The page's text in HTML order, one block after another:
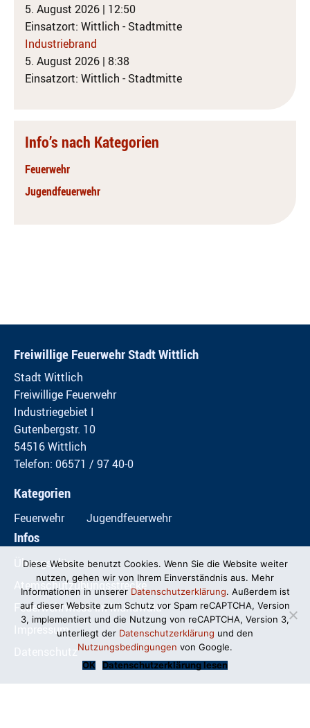
5. August 2026 | 12:50
Einsatzort: Wittlich - Stadtmitte
Industriebrand
5. August 2026 | 8:38
Einsatzort: Wittlich - Stadtmitte
Info’s nach Kategorien
Feuerwehr
Jugendfeuerwehr
Freiwillige Feuerwehr Stadt Wittlich
Stadt Wittlich
Freiwillige Feuerwehr
Industriegebiet I
Gutenbergstr. 10
54516 Wittlich
Telefon: 06571 / 97 40-0
Kategorien
Feuerwehr Jugendfeuerwehr
Infos
Übungspläne
Atemschutzübungsstrecke
Feuerwehrwiese im Mundwald
Impressum
Diese Website benutzt Cookies. Wenn Sie die Website weiter
nutzen, gehen wir von Ihrem Einverständnis aus. Mehr
Informationen in unserer Datenschutzerklärung. Außerdem ist
auf dieser Website zum Schutz vor Spam reCAPTCHA, Version
3, implementiert und die Nutzung von reCAPTCHA, Version 3,
unterliegt der Datenschutzerklärung und den
Nutzungsbedingungen von Google.
OK
Datenschutzerklärung lesen